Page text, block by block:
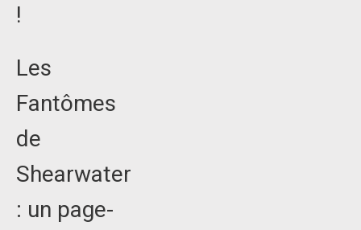
!
Les
Fantômes
de
Shearwater
: un page-